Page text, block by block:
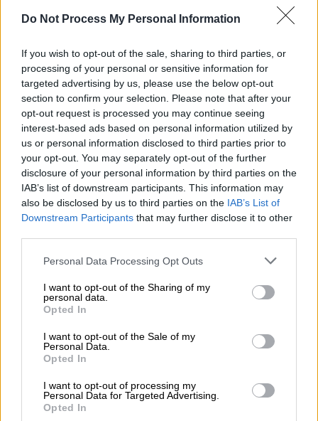
Do Not Process My Personal Information
If you wish to opt-out of the sale, sharing to third parties, or
processing of your personal or sensitive information for
targeted advertising by us, please use the below opt-out
section to confirm your selection. Please note that after your
opt-out request is processed you may continue seeing
interest-based ads based on personal information utilized by
us or personal information disclosed to third parties prior to
your opt-out. You may separately opt-out of the further
disclosure of your personal information by third parties on the
IAB’s list of downstream participants. This information may
also be disclosed by us to third parties on the IAB’s List of
Downstream Participants that may further disclose it to other
Please note that this website/app uses one or more Google
not limited to your visit or usage behaviour. You may click to
grant or deny consent to Google and its third-party tags to
use your data for below specified purposes in below Google
consent section.
Personal Data Processing Opt Outs
I want to opt-out of the Sharing of my
personal data.
Opted In
I want to opt-out of the Sale of my
Personal Data.
Opted In
I want to opt-out of processing my
Personal Data for Targeted Advertising.
Opted In
Μοχάμεντ μπιν Σαλμάν για την κοινή
διεκδίκηση φιλοξενίας του Παγκοσμίου
Κυπέλλου 2030», υπογραμμίζει σε
ανακοίνωσή του ο ΣΥΡΙΖΑ-ΠΣ και συνεχίζει:
«Μετά το σκάνδαλοQatargateείναι απορίας
άξιο να μάθουμε αν όσα αναγράφονται στο
ρεπορτάζ είναι αληθή. Αν όντως οκος
Μητσοτάκηςαποφάσισε εν κρυπτώ να
αποδεχθεί τους όρους της Σαουδικής
Αραβίας για μια συνδιοργάνωση όπου τα τρία
τέταρτα των αγώνων θα γίνουν στη
Σαουδική Αραβία και το ένα τέταρτο θα
μοιράσουν δυο χώρες, η Ελλάδα και η
«Να μάθουμε για ποιο λόγο η Ελλάδα χαρίζει
ευρωπαϊκής που είναι συνώνυμο της
ελευθερίας και της δημοκρατίας σε αυτήν
την πρόταση με τηΣαουδική Αραβία
»,
σημειώνει και καταλήγει: